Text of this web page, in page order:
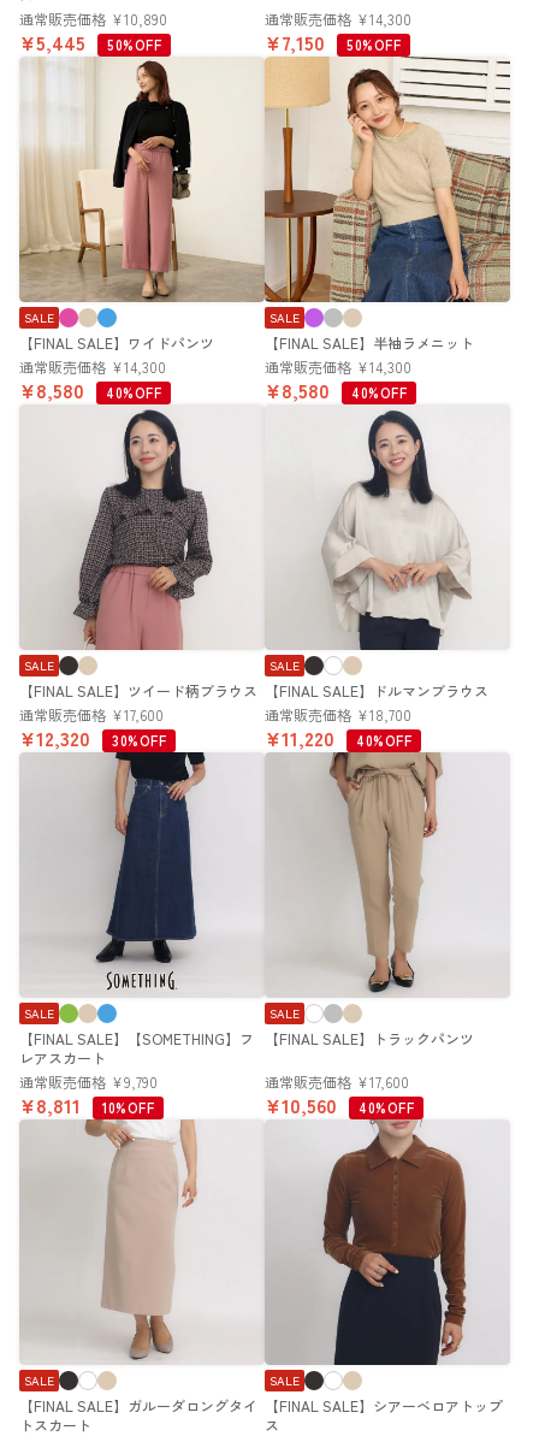
通常販売価格 ¥10,890
¥5,445 50%OFF
通常販売価格 ¥14,300
¥7,150 50%OFF
【FINAL SALE】ワイドパンツ
SALE
通常販売価格 ¥14,300
¥8,580 40%OFF
【FINAL SALE】半袖ラメニット
SALE
通常販売価格 ¥14,300
¥8,580 40%OFF
【FINAL SALE】ツイード柄ブラウス
SALE
通常販売価格 ¥17,600
¥12,320 30%OFF
【FINAL SALE】ドルマンブラウス
SALE
通常販売価格 ¥18,700
¥11,220 40%OFF
【FINAL SALE】【SOMETHING】フ
レアスカート
SALE
通常販売価格 ¥9,790
¥8,811 10%OFF
【FINAL SALE】トラックパンツ
SALE
通常販売価格 ¥17,600
¥10,560 40%OFF
【FINAL SALE】ガルーダロングタイ
トスカート
SALE
【FINAL SALE】シアーベロアトップ
ス
SALE